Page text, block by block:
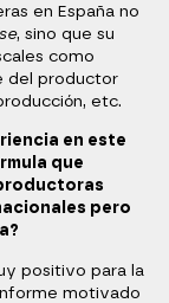
en España no
, sino que su
como
del productor
etc.
en este
que
pero
positivo para la
motivado